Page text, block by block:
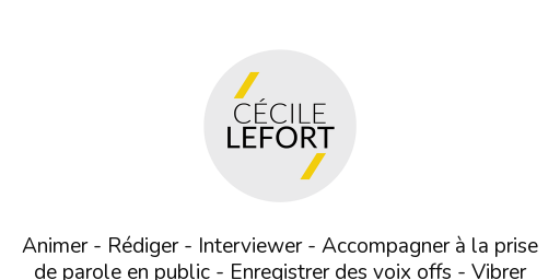
Animer - Rédiger - Interviewer - Accompagner à la prise
de parole en public - Enregistrer des voix offs - Vibrer